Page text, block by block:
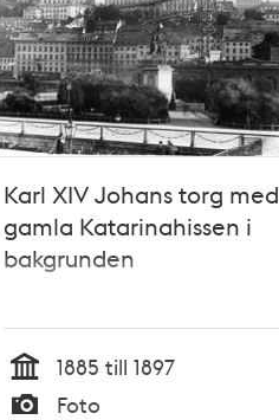
Karl XIV Johans torg med
gamla Katarinahissen i
bakgrunden
Tid
1885 till 1897
Foto